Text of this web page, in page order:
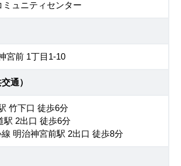
ミュニティセンター
宮前 1丁目1-10
通）
竹下口 徒歩6分
駅 2出口 徒歩6分
明治神宮前駅 2出口 徒歩8分